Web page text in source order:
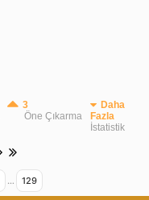
3
Öne Çıkarma
Daha
Fazla
İstatistik
… 129